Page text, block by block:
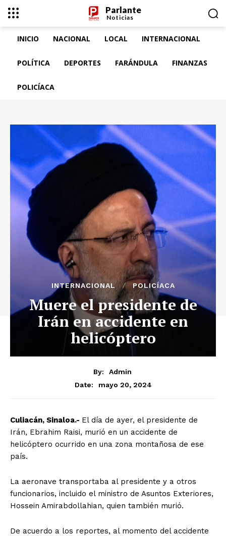
Parlante
Noticias
INICIO NACIONAL LOCAL INTERNACIONAL
POLÍTICA DEPORTES FARÁNDULA FINANZAS
POLICÍACA
INTERNACIONAL POLICÍACA
Muere el presidente de
Irán en accidente en
helicóptero
By:
Admin
Date:
mayo 20, 2024
Culiacán, Sinaloa.- El día de ayer, el presidente de
Irán, Ebrahim Raisi, murió en un accidente de
helicóptero ocurrido en una zona montañosa de ese
país.
La aeronave transportaba al presidente y a otros
funcionarios, incluido el ministro de Asuntos Exteriores,
Hossein Amirabdollahian, quien también murió.
De acuerdo a los reportes, al momento del accidente